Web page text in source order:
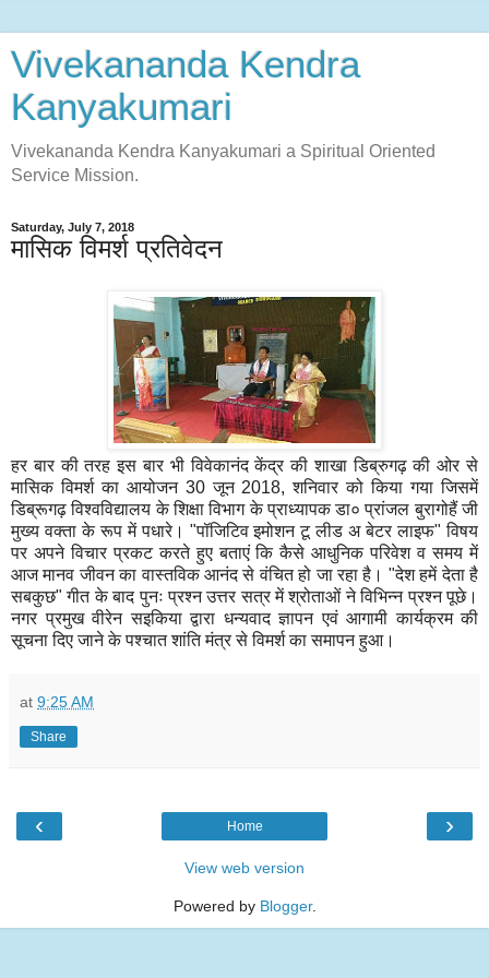
Vivekananda Kendra
Kanyakumari
Vivekananda Kendra Kanyakumari a Spiritual Oriented
Service Mission.
Saturday, July 7, 2018
मासिक विमर्श प्रतिवेदन
हर बार की तरह इस बार भी विवेकानंद केंद्र की शाखा डिब्रुगढ़ की ओर से
मासिक विमर्श का आयोजन 30 जून 2018, शनिवार को किया गया जिसमें
डिब्रूगढ़ विश्वविद्यालय के शिक्षा विभाग के प्राध्यापक डा० प्रांजल बुरागोहैं जी
मुख्य वक्ता के रूप में पधारे। "पॉजिटिव इमोशन टू लीड अ बेटर लाइफ" विषय
पर अपने विचार प्रकट करते हुए बताएं कि कैसे आधुनिक परिवेश व समय में
आज मानव जीवन का वास्तविक आनंद से वंचित हो जा रहा है। "देश हमें देता है
सबकुछ" गीत के बाद पुनः प्रश्न उत्तर सत्र में श्रोताओं ने विभिन्न प्रश्न पूछे।
नगर प्रमुख वीरेन सइकिया द्वारा धन्यवाद ज्ञापन एवं आगामी कार्यक्रम की
सूचना दिए जाने के पश्चात शांति मंत्र से विमर्श का समापन हुआ।
at 9:25 AM
Share
‹ ›
Home
View web version
Powered by Blogger.